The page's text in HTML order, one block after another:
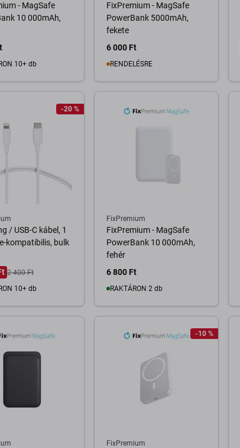
- MagSafe
10 000mAh,
10+ db
FixPremium - MagSafe
PowerBank 5000mAh,
fekete
6 000 Ft
RENDELÉSRE
-20 %
/ USB-C kábel, 1
kompatibilis, bulk
2 400 Ft
10+ db
FixPremium
FixPremium - MagSafe
PowerBank 10 000mAh,
fehér
6 800 Ft
RAKTÁRON 2 db
-10 %
FixPremium